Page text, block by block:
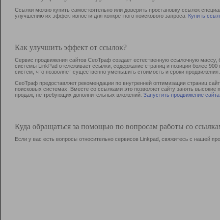
Ссылки можно купить самостоятельно или доверить простановку ссылок
улучшению их эффективности для конкретного поискового запроса. Купить
Как улучшить эффект от ссылок?
Сервис продвижения сайтов СеоТраф создает естественную ссылочную
системы LinkPad отслеживает ссылки, содержание страниц и позиции более
систем, что позволяет существенно уменьшить стоимость и сроки продвижения.
СеоТраф предоставляет рекомендации по внутренней оптимизации страниц
поисковых системах. Вместе со ссылками это позволяет сайту занять
продаж, не требующих дополнительных вложений. Запустить продвижение сайта
Куда обращаться за помощью по вопросам работы со
Если у вас есть вопросы относительно сервисов Linkpad, свяжитесь с нашей